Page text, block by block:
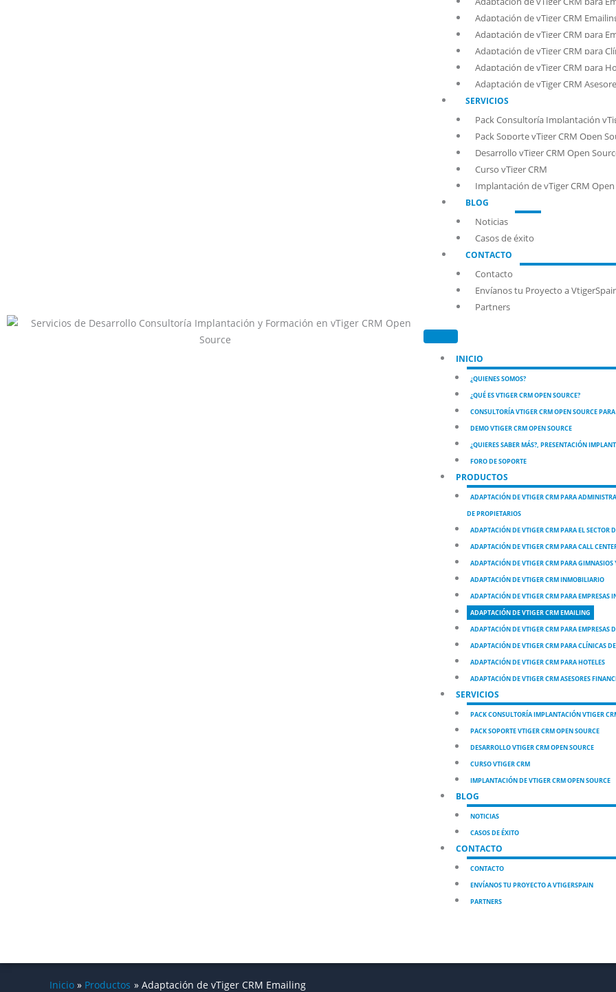
Adaptación de vTiger CRM
Adaptación de vTiger CRM para
Adaptación de vTiger CRM para
Adaptación de vTiger CRM para
Adaptación de vTiger CRM
SERVICIOS
Pack Consultoría Implantación
Pack Soporte vTiger CRM Open
Desarrollo vTiger CRM Open
Curso vTiger CRM
Implantación de vTiger CRM
BLOG
Noticias
Casos de éxito
CONTACTO
Contacto
Envíanos tu Proyecto a
Partners
INICIO
¿QUIENES SOMOS?
¿QUÉ ES VTIGER CRM OPEN SOURCE?
CONSULTORÍA VTIGER CRM OPEN SOURCE PARA
DEMO VTIGER CRM OPEN SOURCE
¿QUIERES SABER MÁS?, PRESENTACIÓN
FORO DE SOPORTE
PRODUCTOS
ADAPTACIÓN DE VTIGER CRM PARA
DE PROPIETARIOS
ADAPTACIÓN DE VTIGER CRM PARA EL SECTOR
ADAPTACIÓN DE VTIGER CRM PARA CALL
ADAPTACIÓN DE VTIGER CRM PARA GIMNASIOS
ADAPTACIÓN DE VTIGER CRM INMOBILIARIO
ADAPTACIÓN DE VTIGER CRM PARA EMPRESAS
ADAPTACIÓN DE VTIGER CRM EMAILING
ADAPTACIÓN DE VTIGER CRM PARA EMPRESAS
ADAPTACIÓN DE VTIGER CRM PARA CLÍNICAS
ADAPTACIÓN DE VTIGER CRM PARA HOTELES
ADAPTACIÓN DE VTIGER CRM ASESORES
SERVICIOS
PACK CONSULTORÍA IMPLANTACIÓN VTIGER
PACK SOPORTE VTIGER CRM OPEN SOURCE
DESARROLLO VTIGER CRM OPEN SOURCE
CURSO VTIGER CRM
IMPLANTACIÓN DE VTIGER CRM OPEN SOURCE
BLOG
NOTICIAS
CASOS DE ÉXITO
CONTACTO
CONTACTO
ENVÍANOS TU PROYECTO A VTIGERSPAIN
PARTNERS
Inicio Productos Adaptación de vTiger CRM Emailing